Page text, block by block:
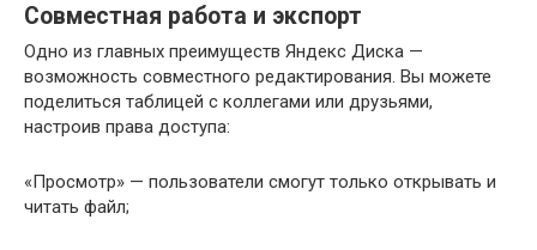
Совместная работа и экспорт
Одно из главных преимуществ Яндекс Диска —
возможность совместного редактирования. Вы можете
поделиться таблицей с коллегами или друзьями,
настроив права доступа:
«Просмотр» — пользователи смогут только открывать и
читать файл;